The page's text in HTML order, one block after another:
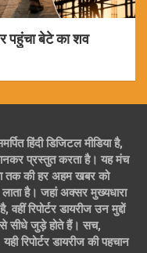
पहुंचा बेटे का शव
हिंदी डिजिटल मीडिया है,
प्रस्तुत करता है। यह मंच
तक की हर अहम खबर को
है। जहां अक्सर मुख्यधारा
रिपोर्टर डायरीज उन मुद्दों
सीधे जुड़े होते हैं। सच,
रिपोर्टर डायरीज की पहचान